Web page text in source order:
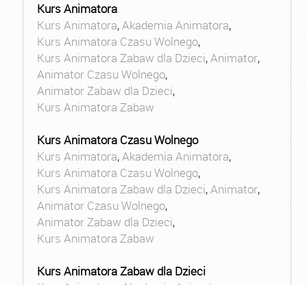
Kurs Animatora
Kurs Animatora,Akademia Animatora,
Kurs Animatora Czasu Wolnego,
Kurs Animatora Zabaw dla Dzieci,Animator,
Animator Czasu Wolnego,
Animator Zabaw dla Dzieci,
Kurs Animatora Zabaw
Kurs Animatora Czasu Wolnego
Kurs Animatora,Akademia Animatora,
Kurs Animatora Czasu Wolnego,
Kurs Animatora Zabaw dla Dzieci,Animator,
Animator Czasu Wolnego,
Animator Zabaw dla Dzieci,
Kurs Animatora Zabaw
Kurs Animatora Zabaw dla Dzieci